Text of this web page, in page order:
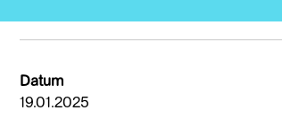
Datum
19.01.2025